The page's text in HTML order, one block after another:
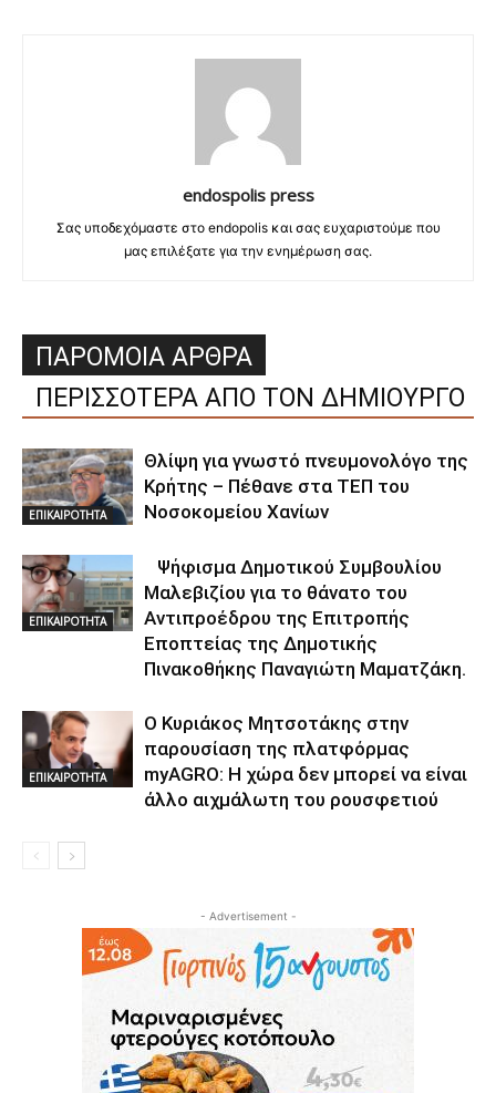
endospolis press
Σας υποδεχόμαστε στο endopolis και σας ευχαριστούμε που
μας επιλέξατε για την ενημέρωση σας.
ΠΑΡΟΜΟΙΑ ΑΡΘΡΑ
ΠΕΡΙΣΣΟΤΕΡΑ ΑΠΟ ΤΟΝ ΔΗΜΙΟΥΡΓΟ
ΕΠΙΚΑΙΡΟΤΗΤΑ
Θλίψη για γνωστό πνευμονολόγο της
Κρήτης – Πέθανε στα ΤΕΠ του
Νοσοκομείου Χανίων
ΕΠΙΚΑΙΡΟΤΗΤΑ
Ψήφισμα Δημοτικού Συμβουλίου
Μαλεβιζίου για το θάνατο του
Αντιπροέδρου της Επιτροπής
Εποπτείας της Δημοτικής
Πινακοθήκης Παναγιώτη Μαματζάκη.
ΕΠΙΚΑΙΡΟΤΗΤΑ
Ο Κυριάκος Μητσοτάκης στην
παρουσίαση της πλατφόρμας
myAGRO: Η χώρα δεν μπορεί να είναι
άλλο αιχμάλωτη του ρουσφετιού
- Advertisement -